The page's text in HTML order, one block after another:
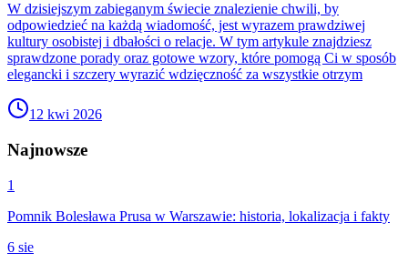
W dzisiejszym zabieganym świecie znalezienie chwili, by
odpowiedzieć na każdą wiadomość, jest wyrazem prawdziwej
kultury osobistej i dbałości o relacje. W tym artykule znajdziesz
sprawdzone porady oraz gotowe wzory, które pomogą Ci w sposób
elegancki i szczery wyrazić wdzięczność za wszystkie otrzym
12 kwi 2026
Najnowsze
1
Pomnik Bolesława Prusa w Warszawie: historia, lokalizacja i fakty
6 sie